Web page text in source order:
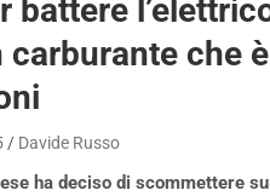
battere
carburante che
Davide Russo
ha deciso di scommettere